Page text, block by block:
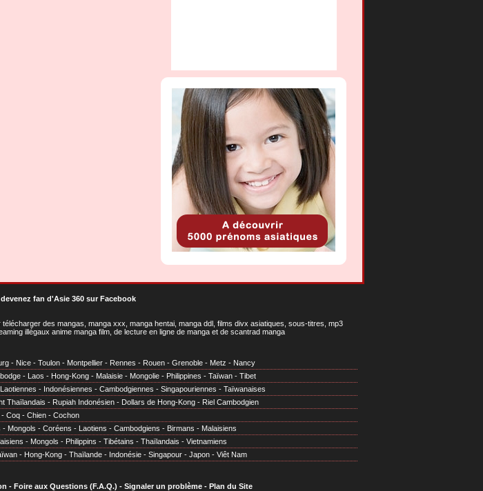
devenez fan d'Asie 360 sur Facebook
télécharger des mangas, manga xxx, manga hentai, manga ddl, films divx asiatiques, sous-titres, mp3
illégaux anime manga film, de lecture en ligne de manga et de scantrad manga
- Nice - Toulon - Montpellier - Rennes - Rouen - Grenoble - Metz - Nancy
- Laos - Hong-Kong - Malaisie - Mongolie - Philippines - Taïwan - Tibet
Laotiennes - Indonésiennes - Cambodgiennes - Singapouriennes - Taïwanaises
Thaïlandais - Rupiah Indonésien - Dollars de Hong-Kong - Riel Cambodgien
- Coq - Chien - Cochon
- Mongols - Coréens - Laotiens - Cambodgiens - Birmans - Malaisiens
- Mongols - Philippins - Tibétains - Thaïlandais - Vietnamiens
- Hong-Kong - Thaïlande - Indonésie - Singapour - Japon - Viêt Nam
- Foire aux Questions (F.A.Q.) - Signaler un problème- Plan du Site